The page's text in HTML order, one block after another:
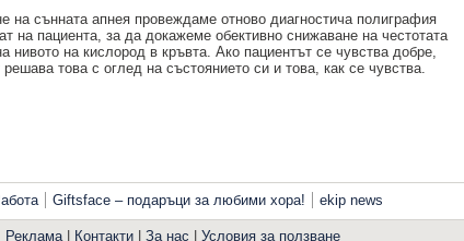
на сънната апнея провеждаме отново диагностича полиграфия
на пациента, за да докажеме обективно снижаване на честотата
нивото на кислород в кръвта. Ако пациентът се чувства добре,
това с оглед на състоянието си и това, как се чувства.
Giftsface – подаръци за любими хора! ekip news
Реклама| Контакти За нас Условия за ползване